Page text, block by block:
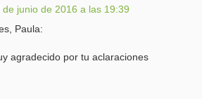
de junio de 2016 a las 19:39
Paula:
agradecido por tu aclaraciones